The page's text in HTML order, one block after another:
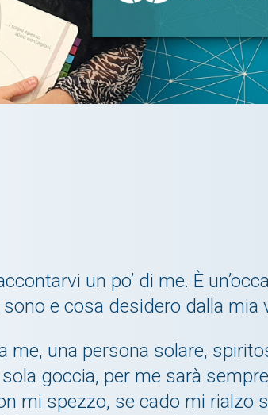
un po’ di me. È
e cosa desidero dalla mia
me, una persona solare,
goccia, per me sarà
mi spezzo, se cado mi rialzo